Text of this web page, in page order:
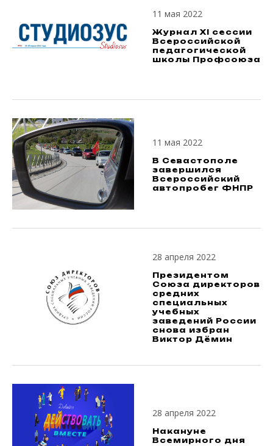
11 мая 2022
Журнал XI сессии
Всероссийской
педагогической
школы Профсоюза
11 мая 2022
В Севастополе
завершился
Всероссийский
автопробег ФНПР
28 апреля 2022
Президентом
Союза директоров
средних
специальных
учебных
заведений России
снова избран
Виктор Дёмин
28 апреля 2022
Накануне
Всемирного дня